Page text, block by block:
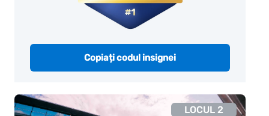
Copiați codul insignei
LOCUL 2